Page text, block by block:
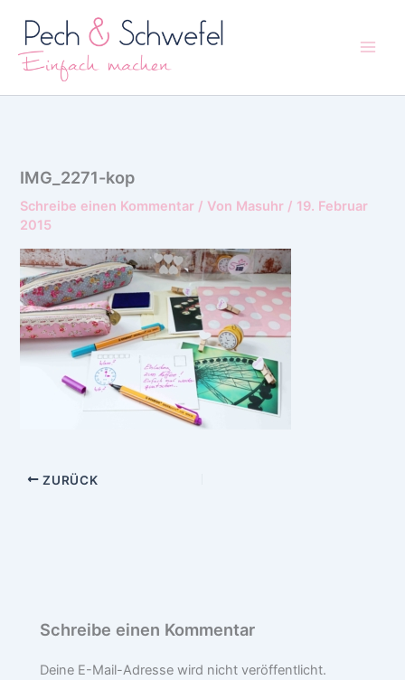
Inhalt
springen
IMG_2271-kop
Schreibe einen Kommentar / Von Masuhr / 19. Februar
2015
ZURÜCK
Schreibe einen Kommentar
Deine E-Mail-Adresse wird nicht veröffentlicht.